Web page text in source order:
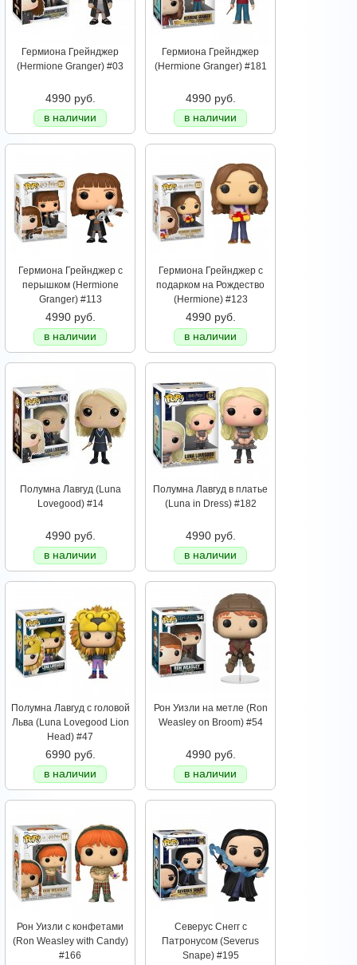
Гермиона Грейнджер
(Hermione Granger) #03
4990 руб.
в наличии
Гермиона Грейнджер
(Hermione Granger) #181
4990 руб.
в наличии
Гермиона Грейнджер с
перышком (Hermione
Granger) #113
4990 руб.
в наличии
Гермиона Грейнджер с
подарком на Рождество
(Hermione) #123
4990 руб.
в наличии
Полумна Лавгуд (Luna
Lovegood) #14
4990 руб.
в наличии
Полумна Лавгуд в платье
(Luna in Dress) #182
4990 руб.
в наличии
Полумна Лавгуд с головой
Льва (Luna Lovegood Lion
Head) #47
6990 руб.
в наличии
Рон Уизли на метле (Ron
Weasley on Broom) #54
4990 руб.
в наличии
Рон Уизли с конфетами
(Ron Weasley with Candy)
#166
Северус Снегг с
Патронусом (Severus
Snape) #195